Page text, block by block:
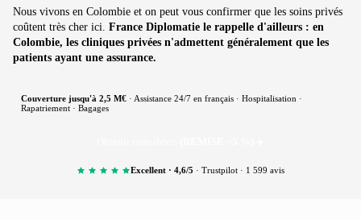
Nous vivons en Colombie et on peut vous confirmer que les soins privés
coûtent très cher ici. France Diplomatie le rappelle d'ailleurs : en
Colombie, les cliniques privées n'admettent généralement que les
patients ayant une assurance.
Couverture jusqu'à 2,5 M€ · Assistance 24/7 en français · Hospitalisation ·
Rapatriement · Bagages
Excellent · 4,6/5 · Trustpilot · 1 599 avis